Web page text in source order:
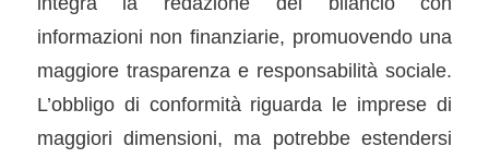
informazioni non finanziarie, promuovendo una
maggiore trasparenza e responsabilità sociale.
L’obbligo di conformità riguarda le imprese di
maggiori dimensioni, ma potrebbe estendersi